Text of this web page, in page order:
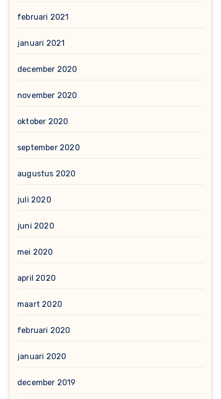
februari 2021
januari 2021
december 2020
november 2020
oktober 2020
september 2020
augustus 2020
juli 2020
juni 2020
mei 2020
april 2020
maart 2020
februari 2020
januari 2020
december 2019